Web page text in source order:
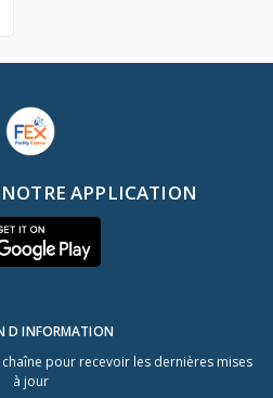
APPLICATION
D INFORMATION
pour recevoir les dernières mises
à jour